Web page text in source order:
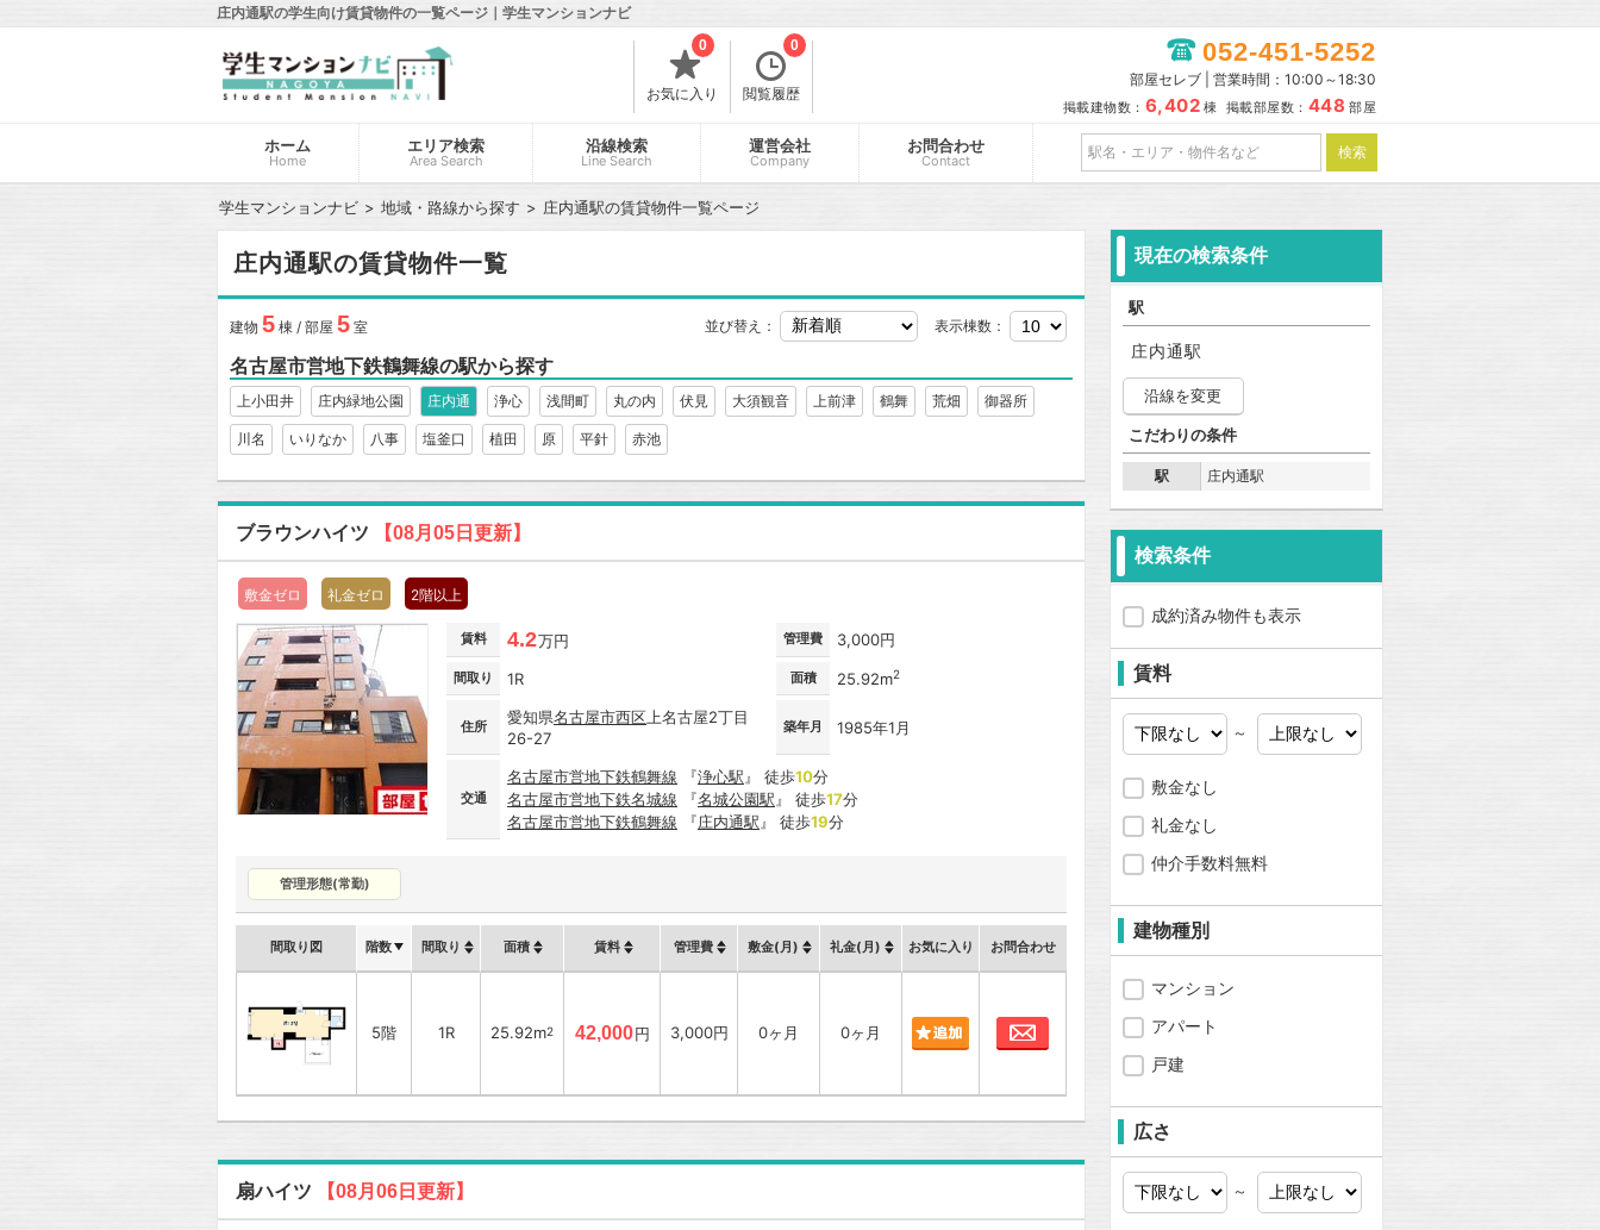
庄内通駅の学生向け賃貸物件の一覧ページ｜学生マンションナビ
お気に入り
0
閲覧履歴
0 052-451-5252
部屋セレブ | 営業時間：10:00～18:30
掲載建物数： 6,402 棟 掲載部屋数： 448 部屋
ホーム
Home
エリア検索
Area Search
沿線検索
Line Search
運営会社
Company
お問合わせ
Contact
学生マンションナビ 地域・路線から探す 庄内通駅の賃貸物件一覧ページ
庄内通駅の賃貸物件一覧
建物 5 棟 / 部屋 5 室 並び替え：
名古屋市営地下鉄鶴舞線の駅から探す
上小田井 庄内緑地公園 庄内通 浄心 浅間町 丸の内 伏見 大須観音 上前津 鶴舞 荒畑 御器所
川名 いりなか 八事 塩釜口 植田 原 平針 赤池
表示棟数：
ブラウンハイツ 【08月05日更新】
敷金ゼロ 礼金ゼロ 2階以上
賃料 4.2万円 管理費 3,000円
間取り 1R 面積 25.92m2
住所 愛知県名古屋市西区 上名古屋2丁目
26-27
築年月 1985年1月
交通
名古屋市営地下鉄鶴舞線 『浄心駅 』 徒歩10分
名古屋市営地下鉄名城線 『名城公園駅 』 徒歩17分
名古屋市営地下鉄鶴舞線 『庄内通駅 』 徒歩19分
管理形態(常勤)
間取り図 階数 間取り 面積 賃料 管理費 敷金(月) 礼金(月) お気に入り お問合わせ
5階 1R 25.92m2 42,000円 3,000円 0ヶ月 0ヶ月 お問合わせ
扇ハイツ 【08月06日更新】
現在の検索条件
駅
庄内通駅
沿線を変更
こだわりの条件
駅 庄内通駅
検索条件
成約済み物件も表示
賃料
～
敷金なし
礼金なし
仲介手数料無料
建物種別
マンション
アパート
戸建
広さ
～